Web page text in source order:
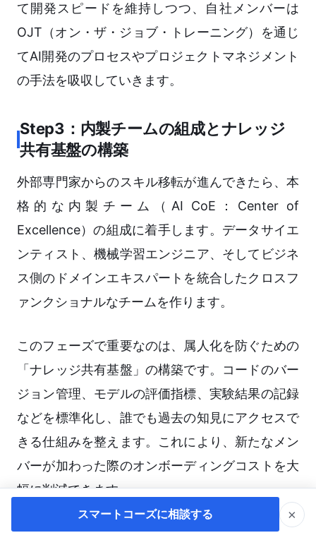
て開発スピードを維持しつつ、自社メンバーは
OJT（オン・ザ・ジョブ・トレーニング）を通じ
てAI開発のプロセスやプロジェクトマネジメント
の手法を吸収していきます。
Step3：内製チームの組成とナレッジ
共有基盤の構築
外部専門家からのスキル移転が進んできたら、本
格的な内製チーム（AI CoE：Center of
Excellence）の組成に着手します。データサイエ
ンティスト、機械学習エンジニア、そしてビジネ
ス側のドメインエキスパートを統合したクロスフ
ァンクショナルなチームを作ります。
このフェーズで重要なのは、属人化を防ぐための
「ナレッジ共有基盤」の構築です。コードのバー
ジョン管理、モデルの評価指標、実験結果の記録
などを標準化し、誰でも過去の知見にアクセスで
きる仕組みを整えます。これにより、新たなメン
バーが加わった際のオンボーディングコストを大
幅に削減できます。
スマートコーズに相談する ×